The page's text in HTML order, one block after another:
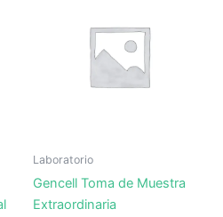
Laboratorio
Gencell Toma de Muestra
Extraordinaria